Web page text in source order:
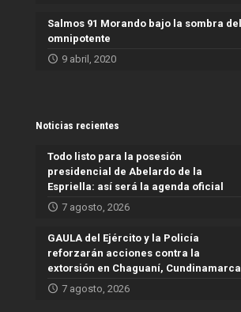
Salmos 91 Morando bajo la sombra del
omnipotente
9 abril, 2020
Noticias recientes
Todo listo para la posesión
presidencial de Abelardo de la
Espriella: así será la agenda oficial
7 agosto, 2026
GAULA del Ejército y la Policía
reforzarán acciones contra la
extorsión en Chaguaní, Cundinamarca
7 agosto, 2026